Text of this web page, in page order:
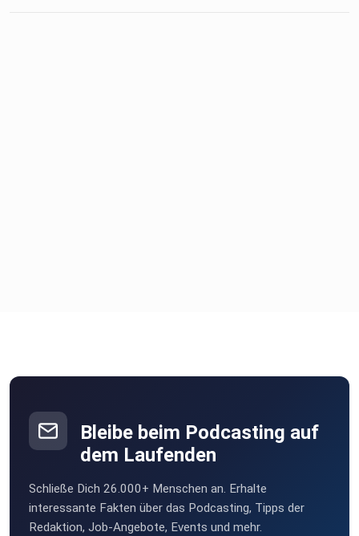
Bleibe beim Podcasting auf
dem Laufenden
Schließe Dich 26.000+ Menschen an. Erhalte
interessante Fakten über das Podcasting, Tipps der
Redaktion, Job-Angebote, Events und mehr.